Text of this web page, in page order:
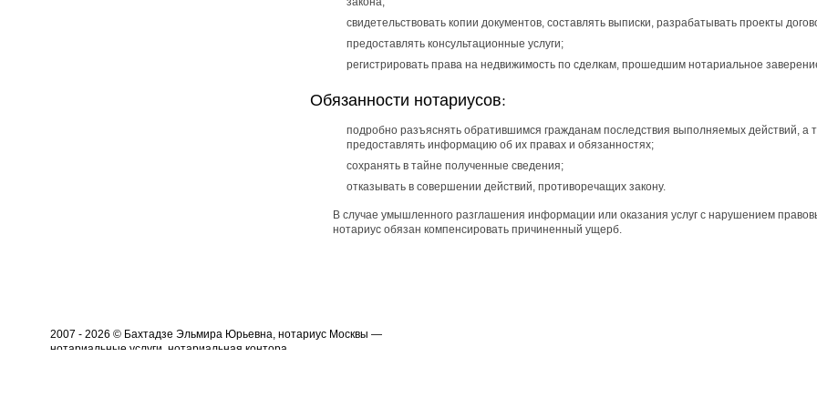
свидетельствовать копии документов, составлять выписки, разрабатывать проекты
предоставлять консультационные услуги;
регистрировать права на недвижимость по сделкам, прошедшим нотариальное
Обязанности нотариусов:
подробно разъяснять обратившимся гражданам последствия выполняемых действий, а
предоставлять информацию об их правах и обязанностях;
сохранять в тайне полученные сведения;
отказывать в совершении действий, противоречащих закону.
В случае умышленного разглашения информации или оказания услуг с нарушением
нотариус обязан компенсировать причиненный ущерб.
2007 - 2026 © Бахтадзе Эльмира Юрьевна, нотариус Москвы —
нотариальные услуги, нотариальная контора